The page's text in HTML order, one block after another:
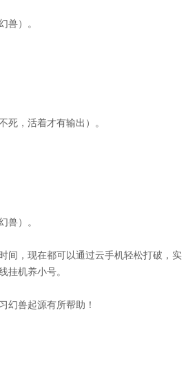
兽）。
死，活着才有输出）。
兽）。
间，现在都可以通过云手机轻松打破，实
挂机养小号。
幻兽起源有所帮助！